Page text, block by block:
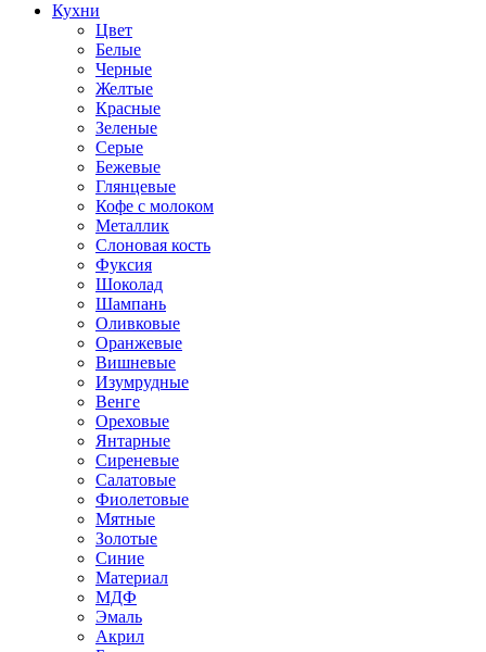
Кухни
Цвет
Белые
Черные
Желтые
Красные
Зеленые
Серые
Бежевые
Глянцевые
Кофе с молоком
Металлик
Слоновая кость
Фуксия
Шоколад
Шампань
Оливковые
Оранжевые
Вишневые
Изумрудные
Венге
Ореховые
Янтарные
Сиреневые
Салатовые
Фиолетовые
Мятные
Золотые
Синие
Материал
МДФ
Эмаль
Акрил